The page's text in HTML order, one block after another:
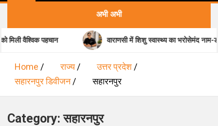
अभी अभी
वैश्विक पहचान वाराणसी में शिशु स्वास्थ्य का भरोसेमंद नाम-डॉ.
Home राज्य
उत्तर प्रदेश
सहारनपुर डिवीजन
सहारनपुर
Category:सहारनपुर